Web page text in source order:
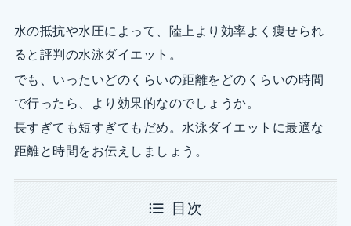
水の抵抗や水圧によって、陸上より効率よく痩せられ
ると評判の水泳ダイエット。
でも、いったいどのくらいの距離をどのくらいの時間
で行ったら、より効果的なのでしょうか。
長すぎても短すぎてもだめ。水泳ダイエットに最適な
距離と時間をお伝えしましょう。
目次